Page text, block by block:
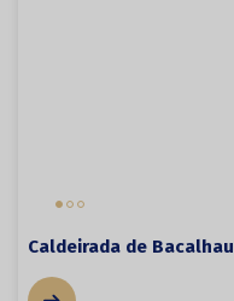
Caldeirada de Bacalhau